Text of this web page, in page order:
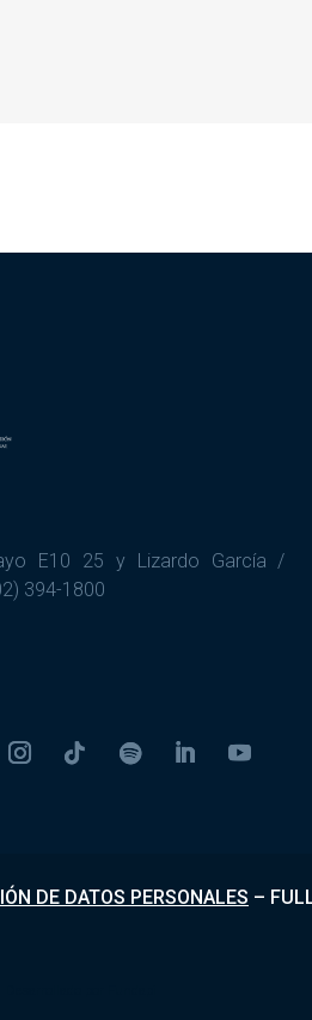
E10 25 y Lizardo García /
394-1800
DE DATOS PERSONALES –